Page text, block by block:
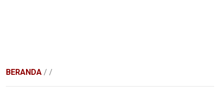
BERANDA / /